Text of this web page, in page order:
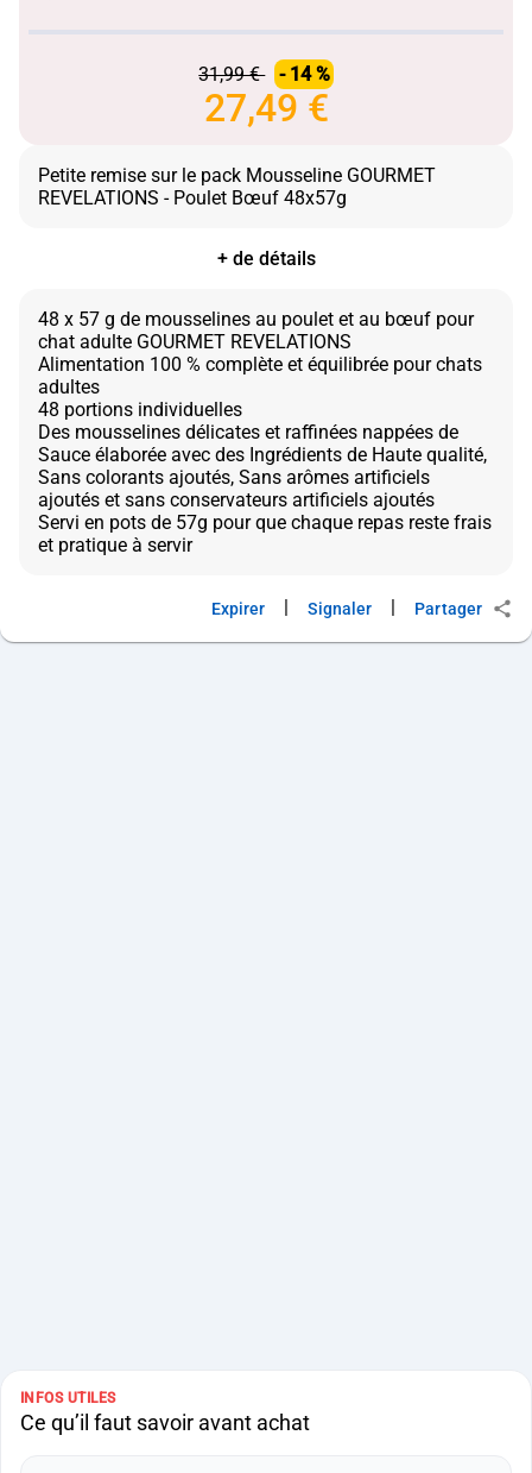
31,99 € - 14 %
27,49 €
Petite remise sur le pack Mousseline GOURMET
+ de détails
48 x 57 g de mousselines au poulet et au bœuf pour
chat adulte GOURMET REVELATIONS
Alimentation 100 % complète et équilibrée pour chats
adultes
48 portions individuelles
Des mousselines délicates et raffinées nappées de
Sauce élaborée avec des Ingrédients de Haute qualité,
Sans colorants ajoutés, Sans arômes artificiels
ajoutés et sans conservateurs artificiels ajoutés
Servi en pots de 57g pour que chaque repas reste frais
Expirer Signaler Partager
INFOS UTILES
Ce qu’il faut savoir avant achat